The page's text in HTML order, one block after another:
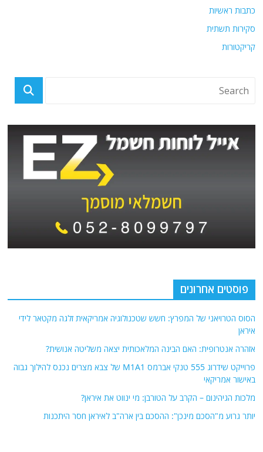
כתבות ראשיות
סקירות תשתית
קריקטורות
פוסטים אחרונים
הסוס הטרויאני של המפרץ: חשש שטכנולוגיה אמריקאית זלגה מקטאר לידי
איראן
אזהרה אנטרופית: האם הבינה המלאכותית יצאה משליטה אנושית?
פרוייקט שידרוג 555 טנקי אברמס M1A1 של צבא מצרים נכנס להילוך גבוה
באישור אמריקאי
מלכות הגיהינום – הקרב על הטורבן: מי ינווט את איראן?
יותר גרוע מ"הסכם מינכן": ההסכם בין ארה"ב לאיראן חסר היתכנות